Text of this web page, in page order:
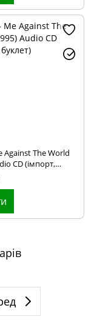
Against The World
CD (імпорт,